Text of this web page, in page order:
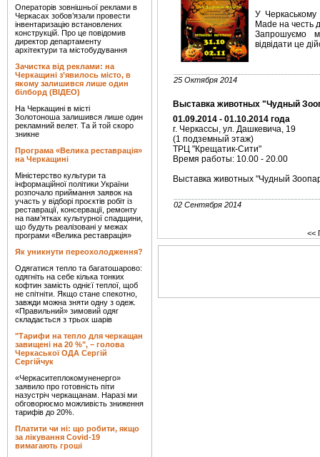
Операторів зовнішньої реклами в
Черкасах зобов’язали провести
інвентаризацію встановлених
конструкцій. Про це повідомив
директор департаменту
архітектури та містобудування
Зачистка від реклами: на
Черкащині з’явилось місто, в
якому залишився лише один
білборд (ВІДЕО)
На Черкащині в місті
Золотоноша залишився лише один
рекламний велет. Та й той скоро
зникне
Програма «Велика реставрація»
на Черкащині
Міністерство культури та
інформаційної політики України
розпочало приймання заявок на
участь у відборі проєктів робіт із
реставрації, консервації, ремонту
на пам’ятках культурної спадщини,
що будуть реалізовані у межах
програми «Велика реставрація»
Як уникнути переохолодження?
Одягатися тепло та багатошарово:
одягніть на себе кілька тонких
кофтин замість однієї теплої, щоб
не спітніти. Якщо стане спекотно,
завжди можна зняти одну з одеж.
«Правильний» зимовий одяг
складається з трьох шарів
"Тарифи на тепло для черкащан
завищені на 20 %", – голова
Черкаської ОДА Сергій
Сергійчук
«Черкаситеплокомуненерго»
заявило про готовність піти
назустріч черкащанам. Наразі ми
обговорюємо можливість зниження
тарифів до 20%.
Платити чи ні: що робити, якщо
за лікування Covid-19
вимагають гроші
У
Made на честь
Запрошуємо
відвідати це
25 Октября 2014
Выставка животных "Чудный
01.09.2014 - 01.10.2014 года
г. Черкассы, ул. Дашкевича, 19
(1 подземный этаж)
ТРЦ "Крещатик-Сити"
Время работы: 10.00 - 20.00
Выставка животных "Чудный
02 Сентября 2014
<<